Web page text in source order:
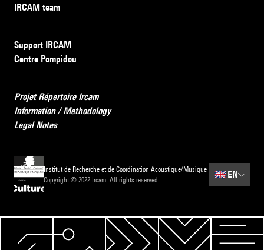
IRCAM team
Support IRCAM
Centre Pompidou
Projet Répertoire Ircam
Information / Methodology
Legal Notes
Institut de Recherche et de Coordination Acoustique/Musique
Copyright © 2022 Ircam. All rights reserved.
🇬🇧 EN